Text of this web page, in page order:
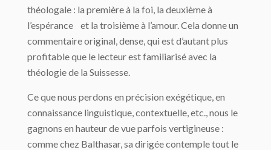
théologale : la première à la foi, la deuxième à
l’espérance et la troisième à l’amour. Cela donne un
commentaire original, dense, qui est d’autant plus
profitable que le lecteur est familiarisé avec la
théologie de la Suissesse.
Ce que nous perdons en précision exégétique, en
connaissance linguistique, contextuelle, etc., nous le
gagnons en hauteur de vue parfois vertigineuse :
comme chez Balthasar, sa dirigée contemple tout le